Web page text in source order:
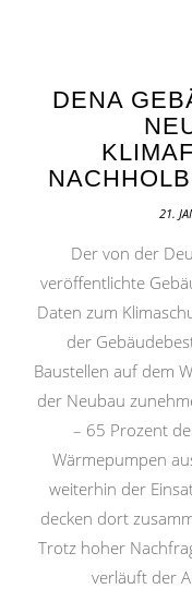
DENA
21.
Der von der
veröffentlichte
Daten zum
der
Baustellen auf dem
der Neubau
– 65 Prozent
Wärmepumpen
weiterhin der
decken dort
Trotz hoher
verläuft der